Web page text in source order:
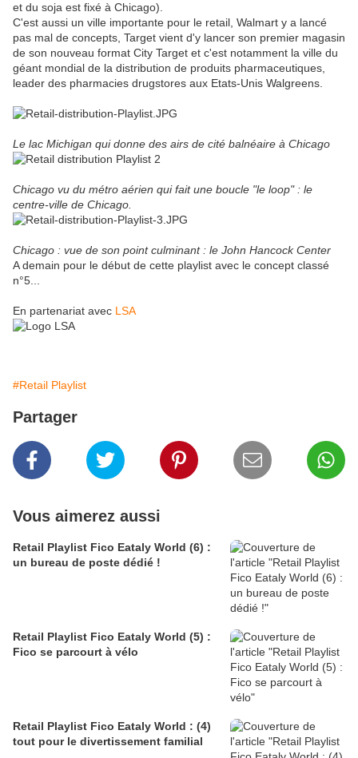
et du soja est fixé à Chicago).
C'est aussi un ville importante pour le retail, Walmart y a lancé
pas mal de concepts, Target vient d'y lancer son premier magasin
de son nouveau format City Target et c'est notamment la ville du
géant mondial de la distribution de produits pharmaceutiques,
leader des pharmacies drugstores aux Etats-Unis Walgreens.
Le lac Michigan qui donne des airs de cité balnéaire à Chicago
Chicago vu du métro aérien qui fait une boucle "le loop" : le
centre-ville de Chicago.
Chicago : vue de son point culminant : le John Hancock Center
A demain pour le début de cette playlist avec le concept classé
n°5...
En partenariat avec LSA
#Retail Playlist
Partager
Vous aimerez aussi
Retail Playlist Fico Eataly World (6) :
un bureau de poste dédié !
Retail Playlist Fico Eataly World (5) :
Fico se parcourt à vélo
Retail Playlist Fico Eataly World : (4)
tout pour le divertissement familial